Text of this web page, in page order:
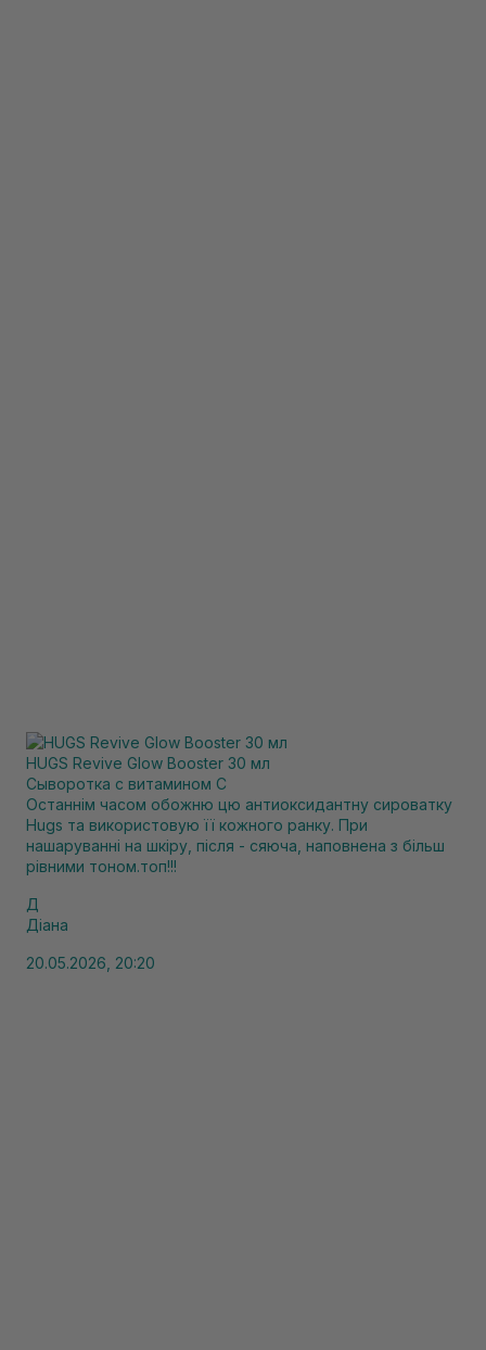
HUGS Revive Glow Booster 30 мл
Сыворотка с витамином С
Останнім часом обожню цю антиоксидантну сироватку
Hugs та використовую її кожного ранку. При
нашаруванні на шкіру, після - сяюча, наповнена з більш
рівними тоном.топ!!!
Д
Діана
20.05.2026, 20:20